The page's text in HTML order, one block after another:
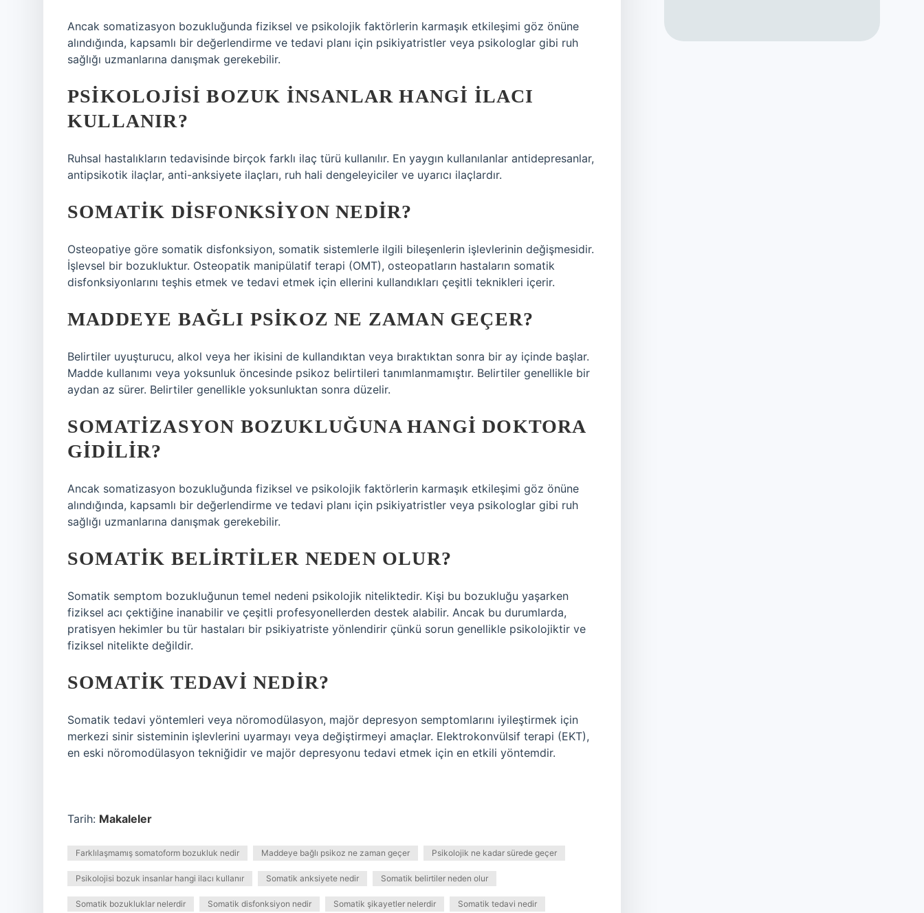
Ancak somatizasyon bozukluğunda fiziksel ve psikolojik faktörlerin karmaşık etkileşimi göz önüne
alındığında, kapsamlı bir değerlendirme ve tedavi planı için psikiyatristler veya psikologlar gibi ruh
sağlığı uzmanlarına danışmak gerekebilir.
PSIKOLOJISI BOZUK INSANLAR HANGI ILACI
KULLANIR?
Ruhsal hastalıkların tedavisinde birçok farklı ilaç türü kullanılır. En yaygın kullanılanlar antidepresanlar,
antipsikotik ilaçlar, anti-anksiyete ilaçları, ruh hali dengeleyiciler ve uyarıcı ilaçlardır.
SOMATIK DISFONKSIYON NEDIR?
Osteopatiye göre somatik disfonksiyon, somatik sistemlerle ilgili bileşenlerin işlevlerinin değişmesidir.
İşlevsel bir bozukluktur. Osteopatik manipülatif terapi (OMT), osteopatların hastaların somatik
disfonksiyonlarını teşhis etmek ve tedavi etmek için ellerini kullandıkları çeşitli teknikleri içerir.
MADDEYE BAĞLI PSIKOZ NE ZAMAN GEÇER?
Belirtiler uyuşturucu, alkol veya her ikisini de kullandıktan veya bıraktıktan sonra bir ay içinde başlar.
Madde kullanımı veya yoksunluk öncesinde psikoz belirtileri tanımlanmamıştır. Belirtiler genellikle bir
aydan az sürer. Belirtiler genellikle yoksunluktan sonra düzelir.
SOMATIZASYON BOZUKLUĞUNA HANGI DOKTORA
GIDILIR?
Ancak somatizasyon bozukluğunda fiziksel ve psikolojik faktörlerin karmaşık etkileşimi göz önüne
alındığında, kapsamlı bir değerlendirme ve tedavi planı için psikiyatristler veya psikologlar gibi ruh
sağlığı uzmanlarına danışmak gerekebilir.
SOMATIK BELIRTILER NEDEN OLUR?
Somatik semptom bozukluğunun temel nedeni psikolojik niteliktedir. Kişi bu bozukluğu yaşarken
fiziksel acı çektiğine inanabilir ve çeşitli profesyonellerden destek alabilir. Ancak bu durumlarda,
pratisyen hekimler bu tür hastaları bir psikiyatriste yönlendirir çünkü sorun genellikle psikolojiktir ve
fiziksel nitelikte değildir.
SOMATIK TEDAVI NEDIR?
Somatik tedavi yöntemleri veya nöromodülasyon, majör depresyon semptomlarını iyileştirmek için
merkezi sinir sisteminin işlevlerini uyarmayı veya değiştirmeyi amaçlar. Elektrokonvülsif terapi (EKT),
en eski nöromodülasyon tekniğidir ve majör depresyonu tedavi etmek için en etkili yöntemdir.
Tarih: Makaleler
Farklılaşmamış somatoform bozukluk nedir Maddeye bağlı psikoz ne zaman geçer Psikolojik ne kadar sürede geçer
Psikolojisi bozuk insanlar hangi ilacı kullanır Somatik anksiyete nedir Somatik belirtiler neden olur
Somatik bozukluklar nelerdir Somatik disfonksiyon nedir Somatik şikayetler nelerdir Somatik tedavi nedir